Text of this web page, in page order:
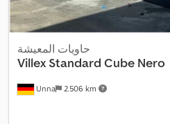
Unna 2.506 km
حاويات المعيشة
Villex Standard Cube Nero